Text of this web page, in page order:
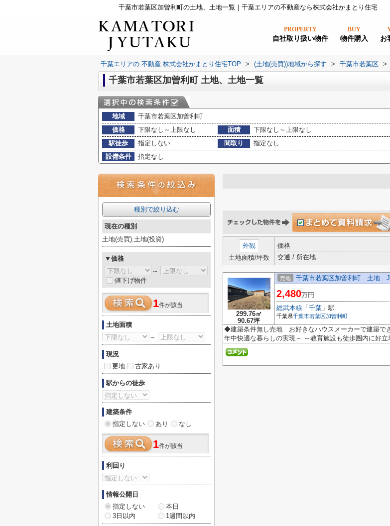
千葉市若葉区加曽利町の土地、土地一覧｜千葉エリアの不動産なら株式会社かまとり住宅
PROPERTY
自社取り扱い物件
BUY
物件購入 お
千葉エリアの 不動産 株式会社かまとり住宅TOP > (土地(売買))地域から探す > 千葉市若葉区 >
千葉市若葉区加曽利町 土地、土地一覧
地域
千葉市若葉区加曽利町
価格
下限なし～上限なし 面積
下限なし～上限なし
駅徒歩
指定しない 間取り
指定なし
設備条件
指定なし
外観
土地面積/坪数
価格
交通 / 所在地
299.76㎡
90.67坪
売地 千葉市若葉区加曽利町 土地
2,480万円
総武本線 「 千葉 」駅
千葉県千葉市若葉区加曽利町
◆建築条件無し売地 お好きなハウスメーカーで建築
年中快適な暮らしの実現～ ～教育施設も徒歩圏内に好立
種別で絞り込む
現在の種別
土地(売買),土地(投資)
▼価格
～
値下げ物件
1件が該当
土地面積
～
現況
更地
古家あり
駅からの徒歩
建築条件
指定しない
あり なし
1件が該当
利回り
情報公開日
指定しない
本日
3日以内
1週間以内